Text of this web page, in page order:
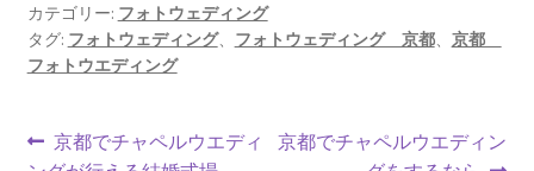
カテゴリー: フォトウェディング
タグ: フォトウェディング、 フォトウェディング 京都、 京都
フォトウエディング
投前
京都でチャペルウエディ
次
京都でチャペルウエディン